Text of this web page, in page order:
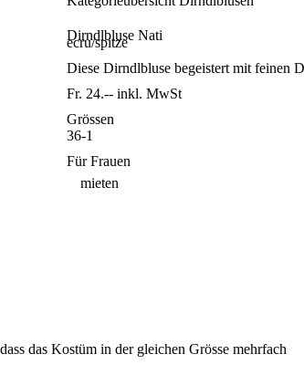
Dirndlbluse Nati
ecru/spitze
Diese Dirndlbluse begeistert mit feinen
Fr. 24.--inkl. MwSt
Grössen
36-1
Für Frauen
mieten
das Kostüm in der gleichen Grösse mehrfach